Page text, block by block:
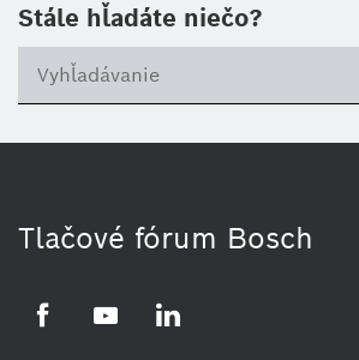
Stále hľadáte niečo?
Tlačové fórum Bosch